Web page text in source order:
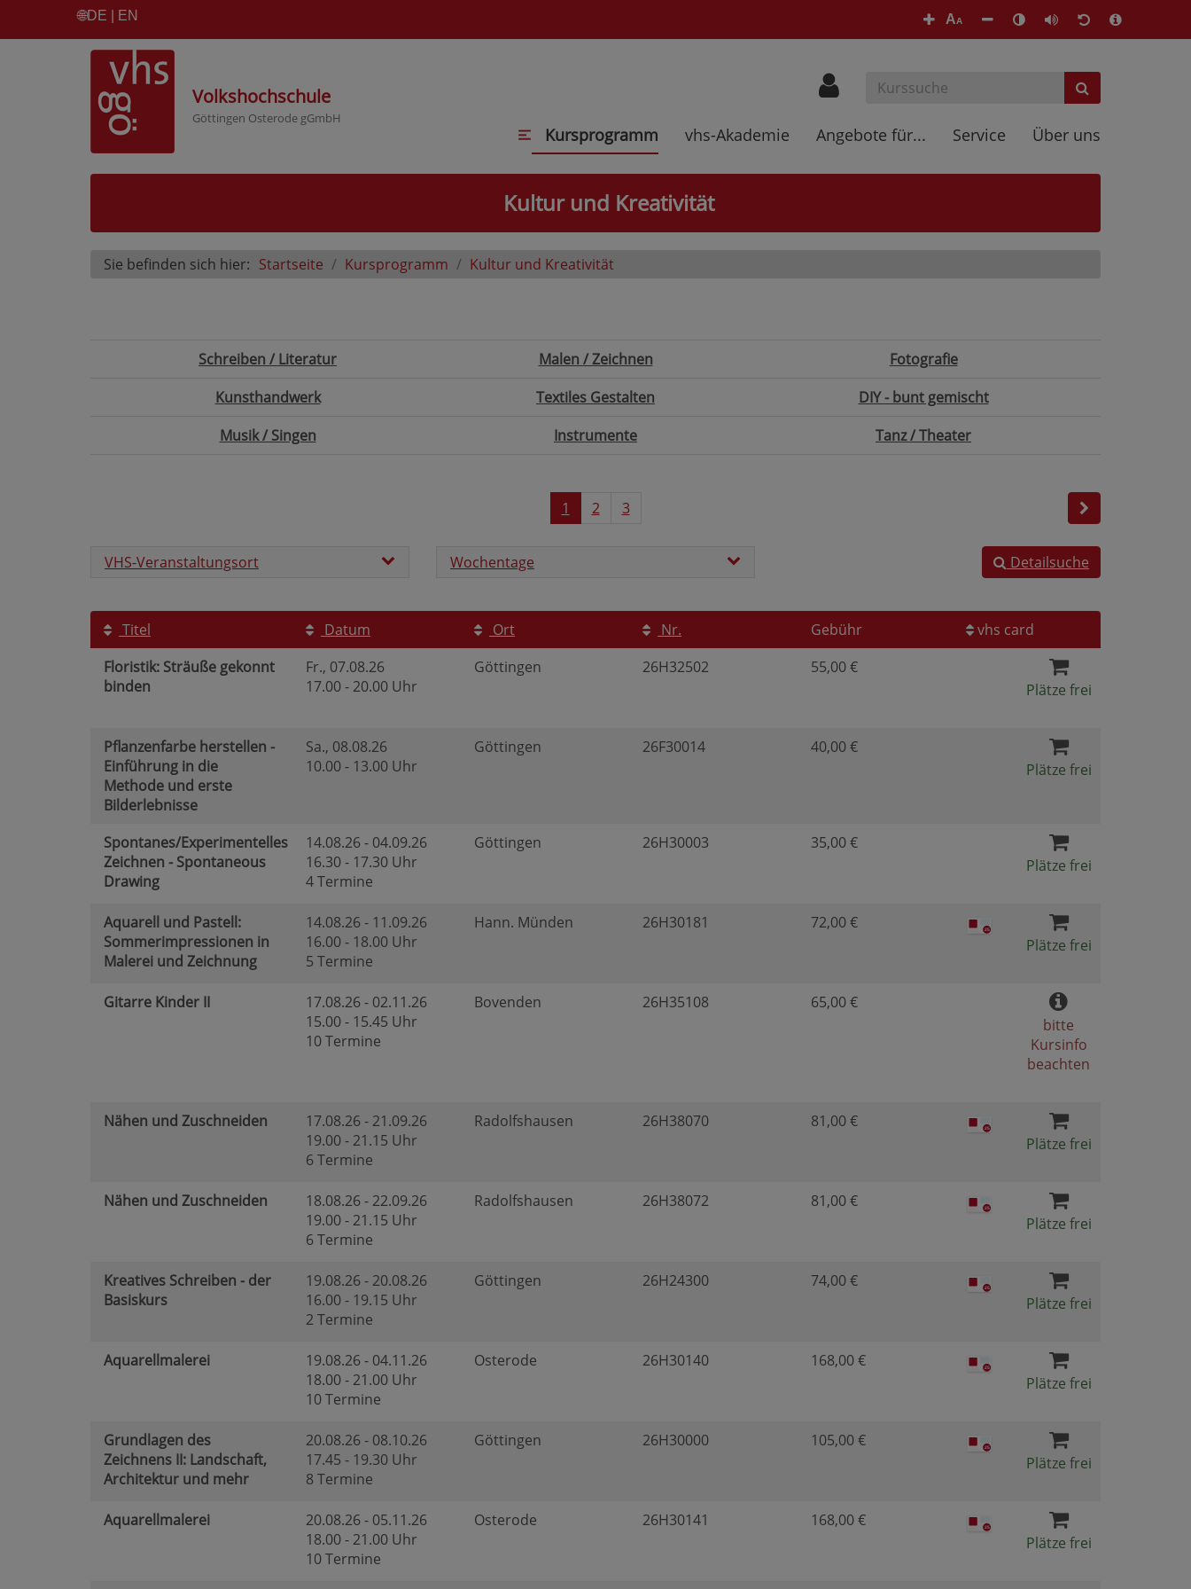
🌐DE | EN AA
Volkshochschule
Göttingen Osterode gGmbH
Kursprogramm vhs-Akademie Angebote für... Service Über uns
Kultur und Kreativität
Sie befinden sich hier: Startseite Kursprogramm Kultur und Kreativität
Schreiben / Literatur Malen / Zeichnen
Fotografie
Kunsthandwerk
Textiles Gestalten
DIY - bunt gemischt
Musik / Singen
Instrumente Tanz / Theater
1 2 3
VHS-Veranstaltungsort Wochentage Detailsuche
Titel Datum Ort Nr. Gebühr
vhs card
Floristik: Sträuße gekonnt
binden
Fr., 07.08.26
17.00 - 20.00 Uhr
Göttingen 26H32502
55,00 €
Plätze frei
Pflanzenfarbe herstellen -
Einführung in die
Methode und erste
Bilderlebnisse
Sa., 08.08.26
10.00 - 13.00 Uhr
Göttingen 26F30014
40,00 €
Plätze frei
Spontanes/Experimentelles
Zeichnen - Spontaneous
Drawing
14.08.26 - 04.09.26
16.30 - 17.30 Uhr
4 Termine
Göttingen 26H30003
35,00 €
Plätze frei
Aquarell und Pastell:
Sommerimpressionen in
Malerei und Zeichnung
14.08.26 - 11.09.26
16.00 - 18.00 Uhr
5 Termine
Hann. Münden 26H30181
72,00 €
Plätze frei
Gitarre Kinder II
17.08.26 - 02.11.26
15.00 - 15.45 Uhr
10 Termine
Bovenden 26H35108
65,00 €
bitte
Kursinfo
beachten
Nähen und Zuschneiden
17.08.26 - 21.09.26
19.00 - 21.15 Uhr
6 Termine
Radolfshausen 26H38070
81,00 €
Plätze frei
Nähen und Zuschneiden
18.08.26 - 22.09.26
19.00 - 21.15 Uhr
6 Termine
Radolfshausen 26H38072
81,00 €
Plätze frei
Kreatives Schreiben - der
Basiskurs
19.08.26 - 20.08.26
16.00 - 19.15 Uhr
2 Termine
Göttingen 26H24300
74,00 €
Plätze frei
Aquarellmalerei
19.08.26 - 04.11.26
18.00 - 21.00 Uhr
10 Termine
Osterode 26H30140
168,00 €
Plätze frei
Grundlagen des
Zeichnens II: Landschaft,
Architektur und mehr
20.08.26 - 08.10.26
17.45 - 19.30 Uhr
8 Termine
Göttingen 26H30000
105,00 €
Plätze frei
Aquarellmalerei
20.08.26 - 05.11.26
18.00 - 21.00 Uhr
10 Termine
Osterode 26H30141
168,00 €
Plätze frei